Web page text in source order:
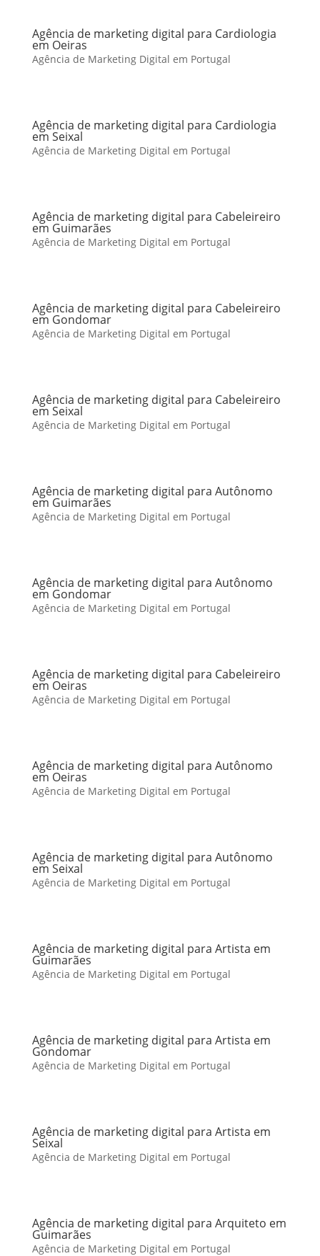
Agência de marketing digital para Cardiologia
em Oeiras
Agência de Marketing Digital em Portugal
Agência de marketing digital para Cardiologia
em Seixal
Agência de Marketing Digital em Portugal
Agência de marketing digital para Cabeleireiro
em Guimarães
Agência de Marketing Digital em Portugal
Agência de marketing digital para Cabeleireiro
em Gondomar
Agência de Marketing Digital em Portugal
Agência de marketing digital para Cabeleireiro
em Seixal
Agência de Marketing Digital em Portugal
Agência de marketing digital para Autônomo
em Guimarães
Agência de Marketing Digital em Portugal
Agência de marketing digital para Autônomo
em Gondomar
Agência de Marketing Digital em Portugal
Agência de marketing digital para Cabeleireiro
em Oeiras
Agência de Marketing Digital em Portugal
Agência de marketing digital para Autônomo
em Oeiras
Agência de Marketing Digital em Portugal
Agência de marketing digital para Autônomo
em Seixal
Agência de Marketing Digital em Portugal
Agência de marketing digital para Artista em
Guimarães
Agência de Marketing Digital em Portugal
Agência de marketing digital para Artista em
Gondomar
Agência de Marketing Digital em Portugal
Agência de marketing digital para Artista em
Seixal
Agência de Marketing Digital em Portugal
Agência de marketing digital para Arquiteto em
Guimarães
Agência de Marketing Digital em Portugal